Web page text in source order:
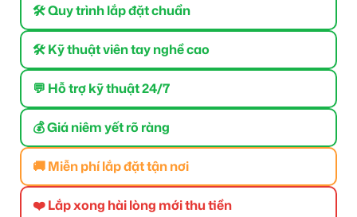
🛠 Quy trình lắp đặt chuẩn
🛠 Kỹ thuật viên tay nghề cao
💬 Hỗ trợ kỹ thuật 24/7
💰 Giá niêm yết rõ ràng
🚚 Miễn phí lắp đặt tận nơi
❤️ Lắp xong hài lòng mới thu tiền